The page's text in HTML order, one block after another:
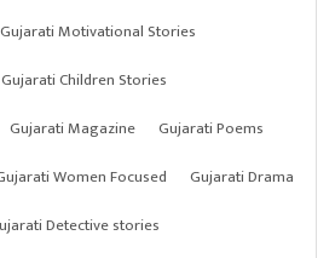
Gujarati Motivational Stories
Gujarati Children Stories
Gujarati Magazine
Gujarati Poems
Women Focused
Gujarati Drama
Detective stories